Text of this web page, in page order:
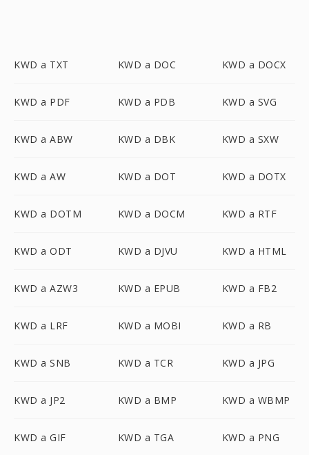
KWD a TXT KWD a DOC KWD a DOCX
KWD a PDF KWD a PDB KWD a SVG
KWD a ABW KWD a DBK KWD a SXW
KWD a AW KWD a DOT KWD a DOTX
KWD a DOTM KWD a DOCM KWD a RTF
KWD a ODT KWD a DJVU KWD a HTML
KWD a AZW3 KWD a EPUB KWD a FB2
KWD a LRF KWD a MOBI KWD a RB
KWD a SNB KWD a TCR KWD a JPG
KWD a JP2 KWD a BMP KWD a WBMP
KWD a GIF KWD a TGA KWD a PNG